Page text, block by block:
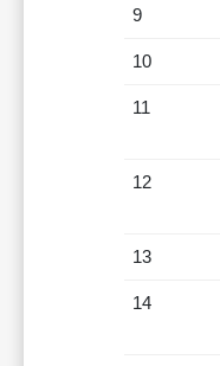
9
10
11
12
13
14